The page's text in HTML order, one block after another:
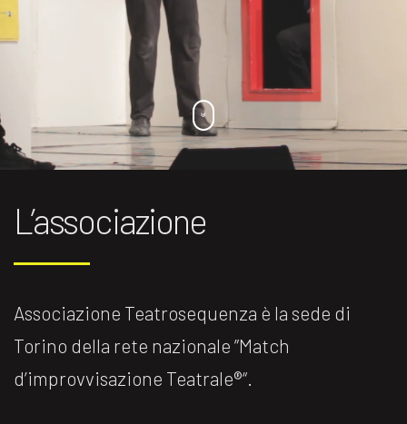
L’associazione
Associazione Teatrosequenza è la sede di
Torino della rete nazionale ”Match
d’improvvisazione Teatrale®️“.